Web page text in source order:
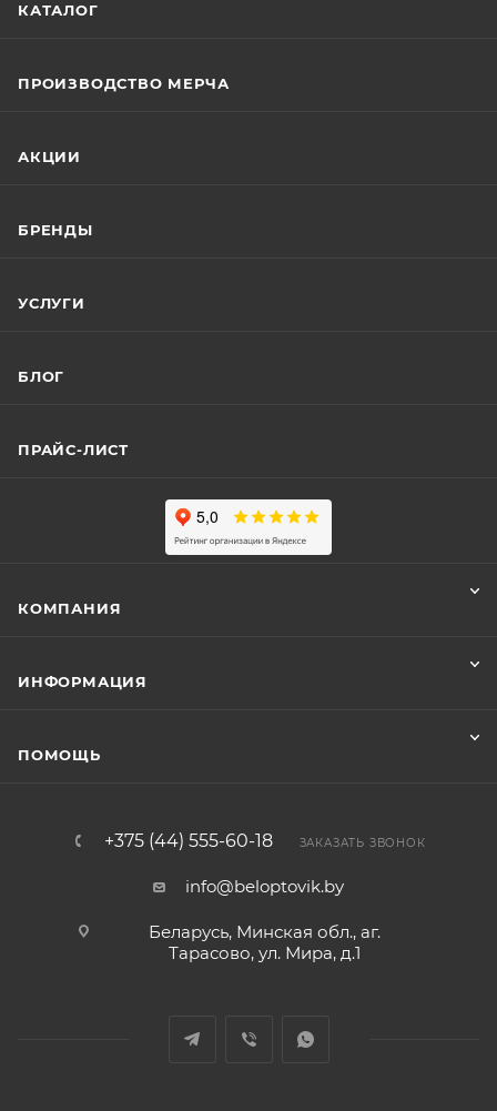
КАТАЛОГ
ПРОИЗВОДСТВО МЕРЧА
АКЦИИ
БРЕНДЫ
УСЛУГИ
БЛОГ
ПРАЙС-ЛИСТ
КОМПАНИЯ
ИНФОРМАЦИЯ
ПОМОЩЬ
+375 (44) 555-60-18 ЗАКАЗАТЬ ЗВОНОК
info@beloptovik.by
Беларусь, Минская обл., аг.
Тарасово, ул. Мира, д.1